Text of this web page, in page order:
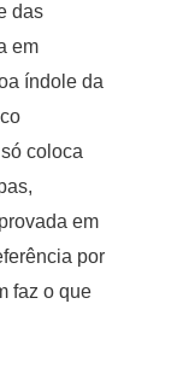
das
em
índole da
coloca
em
por
faz o que